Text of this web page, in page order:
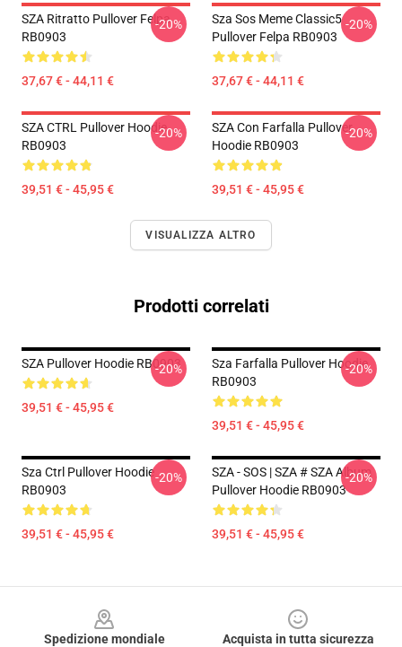
SZA Ritratto Pullover Felpa
RB0903
37,67 € - 44,11 €
-20%
Sza Sos Meme Classic5
Pullover Felpa RB0903
37,67 € - 44,11 €
-20%
SZA CTRL Pullover Hoodie
RB0903
39,51 € - 45,95 €
-20%
SZA Con Farfalla Pullover
Hoodie RB0903
39,51 € - 45,95 €
-20%
VISUALIZZA ALTRO
Prodotti correlati
SZA Pullover Hoodie RB0903
39,51 € - 45,95 €
-20%
Sza Farfalla Pullover Hoodie
RB0903
39,51 € - 45,95 €
-20%
Sza Ctrl Pullover Hoodie
RB0903
39,51 € - 45,95 €
-20%
SZA - SOS | SZA # SZA Album
Pullover Hoodie RB0903
39,51 € - 45,95 €
-20%
Spedizione mondiale
Acquista in tutta sicurezza